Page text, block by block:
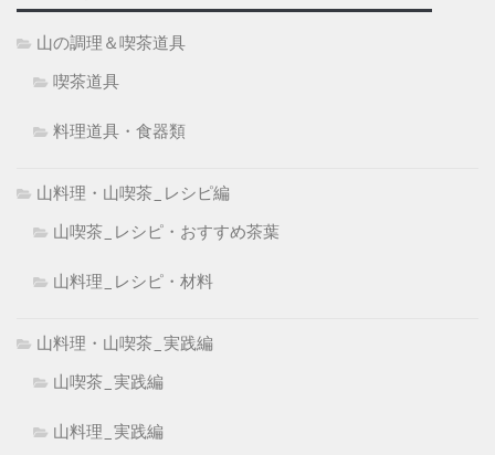
山の調理＆喫茶道具
喫茶道具
料理道具・食器類
山料理・山喫茶_レシピ編
山喫茶_レシピ・おすすめ茶葉
山料理_レシピ・材料
山料理・山喫茶_実践編
山喫茶_実践編
山料理_実践編